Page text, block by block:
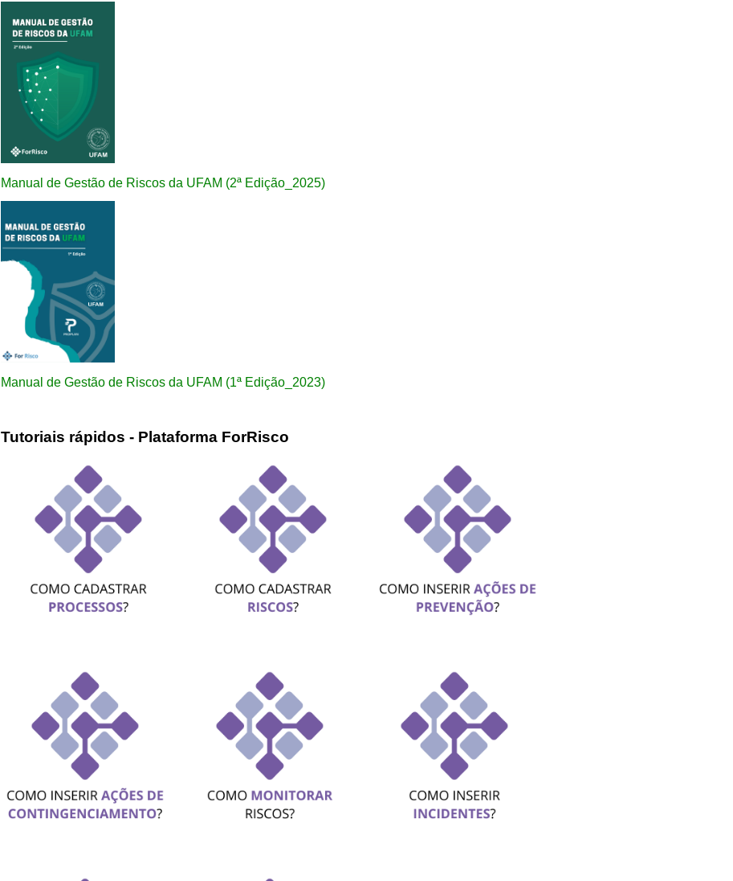
Manual de Gestão de Riscos da UFAM (2ª Edição_2025)
Manual de Gestão de Riscos da UFAM (1ª Edição_2023)
Tutoriais rápidos - Plataforma ForRisco